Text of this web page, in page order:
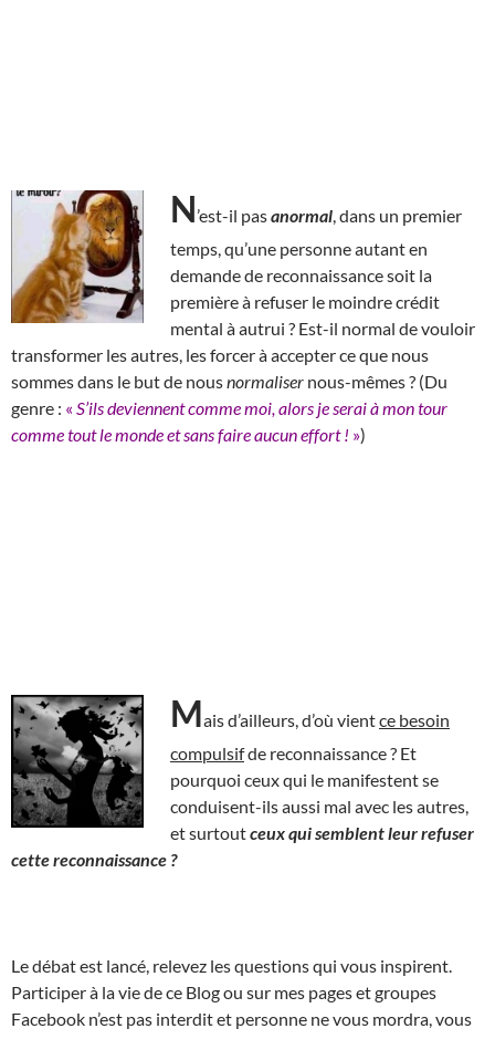
N’est-il pasanormal , dans un premier
temps, qu’une personne autant en
demande de reconnaissance soit la
première à refuser le moindre crédit
mental à autrui ? Est-il normal de vouloir
transformer les autres, les forcer à accepter ce que nous
sommes dans le but de nousnormaliser nous-mêmes ? (Du
genre : « S’ils deviennent comme moi, alors je serai à mon tour
comme tout le monde et sans faire aucun effort ! »)
Mais d’ailleurs, d’où vientce besoin
compulsifde reconnaissance ? Et
pourquoi ceux qui le manifestent se
conduisent-ils aussi mal avec les autres,
et surtoutceux qui semblent leur refuser
cette reconnaissance ?
Le débat est lancé, relevez les questions qui vous inspirent.
Participer à la vie de ce Blog ou sur mes pages et groupes
Facebook n’est pas interdit et personne ne vous mordra, vous